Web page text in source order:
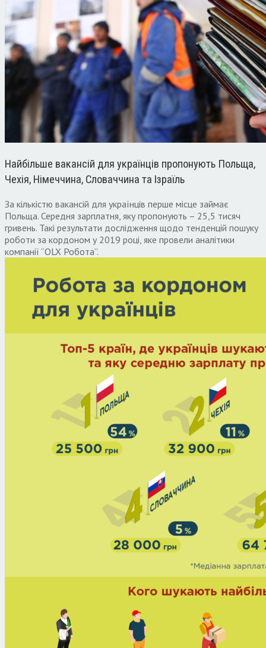
Найбільше вакансій для українців пропонують Польща,
Чехія, Німеччина, Словаччина та Ізраїль
За кількістю вакансій для українців перше місце займає
Польща. Середня зарплатня, яку пропонують – 25,5 тисяч
гривень. Такі результати дослідження щодо тенденцій пошуку
роботи за кордоном у 2019 році, яке провели аналітики
компанії “OLX Робота”.